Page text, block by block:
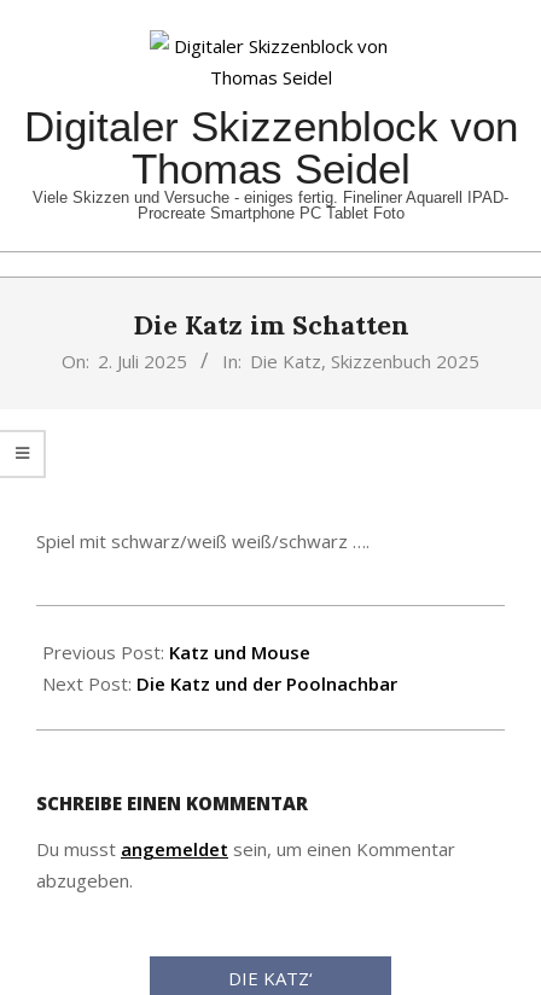
Digitaler Skizzenblock von
Thomas Seidel
Viele Skizzen und Versuche - einiges fertig. Fineliner Aquarell IPAD-
Procreate Smartphone PC Tablet Foto
Die Katz im Schatten
On: 2. Juli 2025 In: Die Katz, Skizzenbuch 2025
Spiel mit schwarz/weiß weiß/schwarz ….
07-
02
Previous Post: Katz und Mouse
Next Post: Die Katz und der Poolnachbar
SCHREIBE EINEN KOMMENTAR
Du musst angemeldet sein, um einen Kommentar
abzugeben.
DIE KATZ‘